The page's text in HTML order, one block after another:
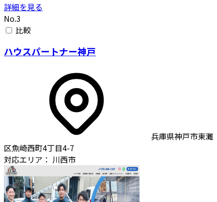
詳細を見る
No.3
比較
ハウスパートナー神戸
兵庫県神戸市東灘
区魚崎西町4丁目4-7
対応エリア： 川西市